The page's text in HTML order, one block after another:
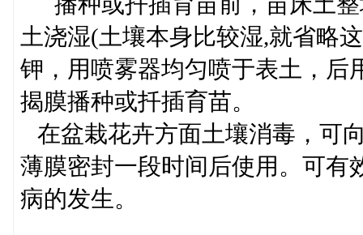
土浇湿(土壤本身比较湿,就省略
钾，用喷雾器均匀喷于表土，后
揭膜播种或扦插育苗。
在盆栽花卉方面土壤消毒，可
薄膜密封一段时间后使用。可有
病的发生。